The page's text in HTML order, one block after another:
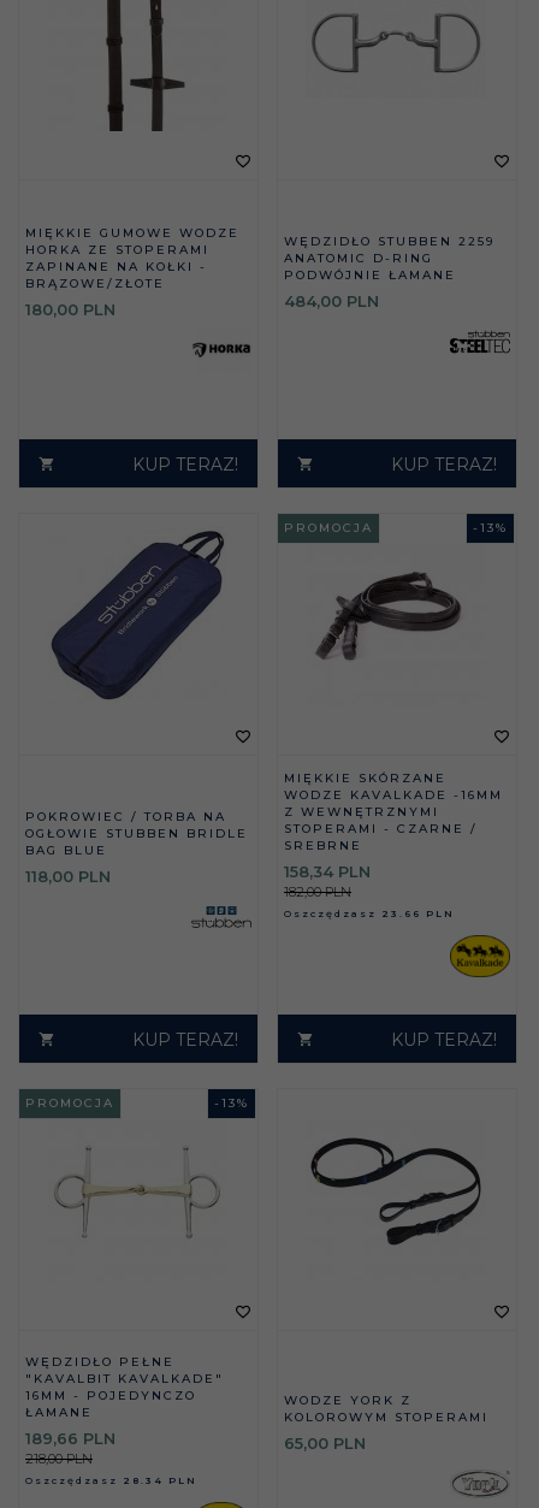
MIĘKKIE GUMOWE WODZE
HORKA ZE STOPERAMI
ZAPINANE NA KOŁKI -
BRĄZOWE/ZŁOTE
180,00 PLN
KUP TERAZ!
WĘDZIDŁO STUBBEN 2259
ANATOMIC D-RING
PODWÓJNIE ŁAMANE
484,00 PLN
KUP TERAZ!
POKROWIEC / TORBA NA
OGŁOWIE STUBBEN BRIDLE
BAG BLUE
118,00 PLN
KUP TERAZ!
- 13%
PROMOCJA
MIĘKKIE SKÓRZANE
WODZE KAVALKADE -16MM
Z WEWNĘTRZNYMI
STOPERAMI - CZARNE /
SREBRNE
158,34 PLN
182,00 PLN
Oszczędzasz 23.66 PLN
KUP TERAZ!
- 13%
PROMOCJA
WĘDZIDŁO PEŁNE
"KAVALBIT KAVALKADE"
16MM - POJEDYNCZO
ŁAMANE
189,66 PLN
218,00 PLN
Oszczędzasz 28.34 PLN
WODZE YORK Z
KOLOROWYM STOPERAMI
65,00 PLN